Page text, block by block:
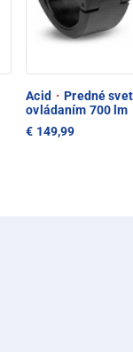
Acid · Predné
ovládaním 700 lm
€ 149,99